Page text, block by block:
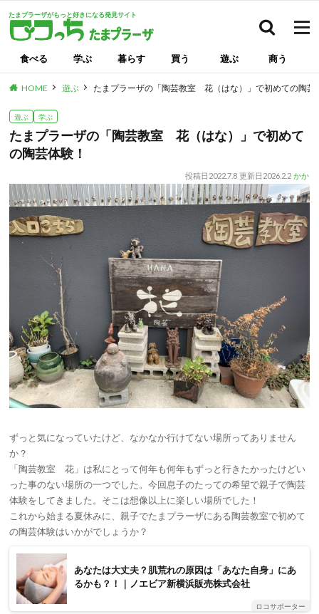
たまプラーザがもっと好きになる発見サイト
食べる 学ぶ 暮らす 買う 遊ぶ 商う
HOME 遊ぶ たまプラーザの「陶芸教室 花（はな）」で初めての陶芸
遊ぶ 学ぶ
たまプラーザの「陶芸教室 花（はな）」で初めて
の陶芸体験！
投稿日 2022.7.8 更新日 2026.2.2 かか
ずっと気になっていたけど、なかなか行けてない場所ってありません
か？
「陶芸教室 花」は私にとって何年も何年もずっと行きたかったけどい
った事のない場所の一つでした。今回息子のたっての希望で親子で陶芸
体験をしてきました。そこは想像以上に楽しい場所でした！
これから始まる夏休みに、親子でたまプラーザにある陶芸教室で初めて
の陶芸体験はいかがでしょうか？
あなたは大丈夫？肌荒れの原因は「あなた自身」にあ
るかも？！｜ノエビア新横浜販売株式会社
ロコサポーター